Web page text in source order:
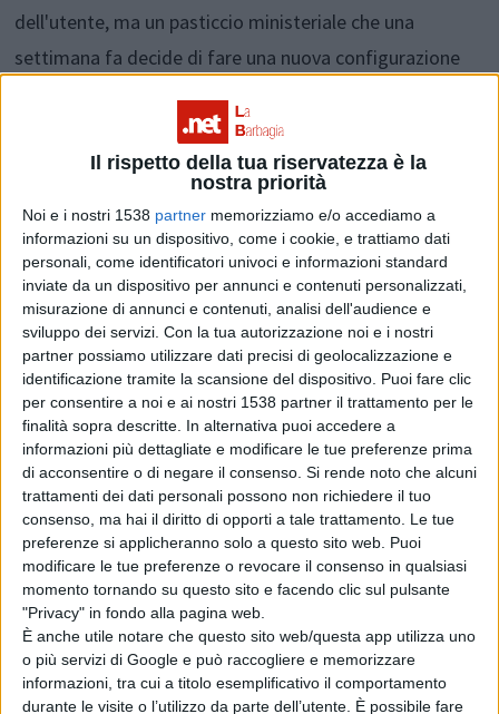
Il rispetto della tua riservatezza è la
nostra priorità
Noi e i nostri 1538 partner memorizziamo e/o accediamo a
informazioni su un dispositivo, come i cookie, e trattiamo dati
personali, come identificatori univoci e informazioni standard
inviate da un dispositivo per annunci e contenuti personalizzati,
misurazione di annunci e contenuti, analisi dell'audience e
sviluppo dei servizi. Con la tua autorizzazione noi e i nostri
partner possiamo utilizzare dati precisi di geolocalizzazione e
identificazione tramite la scansione del dispositivo. Puoi fare clic
per consentire a noi e ai nostri 1538 partner il trattamento per le
finalità sopra descritte. In alternativa puoi accedere a
informazioni più dettagliate e modificare le tue preferenze prima
di acconsentire o di negare il consenso. Si rende noto che alcuni
trattamenti dei dati personali possono non richiedere il tuo
consenso, ma hai il diritto di opporti a tale trattamento. Le tue
preferenze si applicheranno solo a questo sito web. Puoi
modificare le tue preferenze o revocare il consenso in qualsiasi
momento tornando su questo sito e facendo clic sul pulsante
"Privacy" in fondo alla pagina web.
È anche utile notare che questo sito web/questa app utilizza uno
o più servizi di Google e può raccogliere e memorizzare
informazioni, tra cui a titolo esemplificativo il comportamento
durante le visite o l’utilizzo da parte dell’utente. È possibile fare
dell'utente, ma un pasticcio ministeriale che una
settimana fa decide di fare una nuova configurazione
a Nuoro questa situazione, ma la telefonata torna a
me». Viene da pensare a un accorpamento dei centralini.
«Non è così, ma da una settimana tante telefonate
dirette a Nuoro arrivano qui, a Sassari».
LA PROCEDURA Intanto, a Nuoro il dirigente scolastico
provinciale definisce il quadro di classi e alunni per ogni
istituto, anche l'attribuzione delle ore residue ai docenti
di ruolo che accettano. Atto fondamentale per le
decisioni finali, ovvero le deroghe. Ogni dirigente
provinciale deve trasmettere tutti quei numeri alla sede
scolastica regionale che a quel punto può fare i suoi
adempimenti con il ministero dove affluiscono dati e
richieste per le scuole finite in purgatorio. Solo a quel
punto scattano le deroghe. La fase attuale si concentra
perciò sui numeri di iscritti e classi: adempimenti tecnici
che la dirigenza scolastica di Nuoro ha già definito. «A
questo punto bisogna aspettare», dice Pierangela